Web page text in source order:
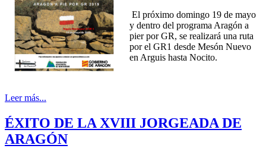
El próximo domingo 19 de mayo
y dentro del programa Aragón a
pier por GR, se realizará una ruta
por el GR1 desde Mesón Nuevo
en Arguis hasta Nocito.
Leer más...
ÉXITO DE LA XVIII JORGEADA DE
ARAGÓN